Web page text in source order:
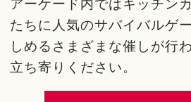
アーケード内ではキッチン
たちに人気のサバイバルゲ
しめるさまざまな催しが行
立ち寄りください。